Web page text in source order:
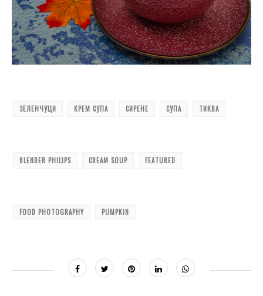
ЗЕЛЕНЧУЦИ КРЕМ СУПА СИРЕНЕ СУПА ТИКВА
BLENDER PHILIPS CREAM SOUP FEATURED
FOOD PHOTOGRAPHY PUMPKIN